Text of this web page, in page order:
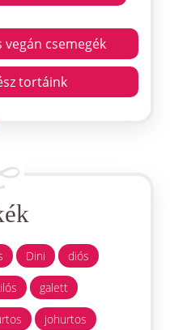
vegán csemegék
tortáink
Dini diós
galett
johurtos